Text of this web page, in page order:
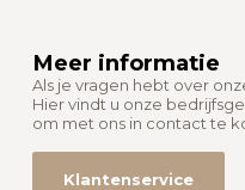
Meer informatie
Als je vragen hebt over
Hier vindt u onze
om met ons in contact te
Klantenservice